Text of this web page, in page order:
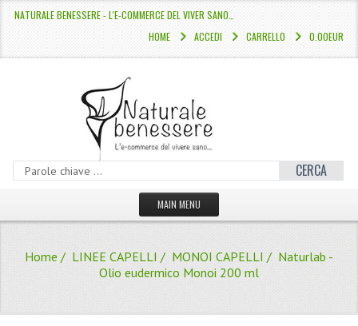
NATURALE BENESSERE - L'E-COMMERCE DEL VIVER SANO…
0.00EUR
CARRELLO
ACCEDI
HOME
CERCA
MAIN MENU
CATALOGO
Home / LINEE CAPELLI / MONOI CAPELLI / Naturlab -
Olio eudermico Monoi 200 ml